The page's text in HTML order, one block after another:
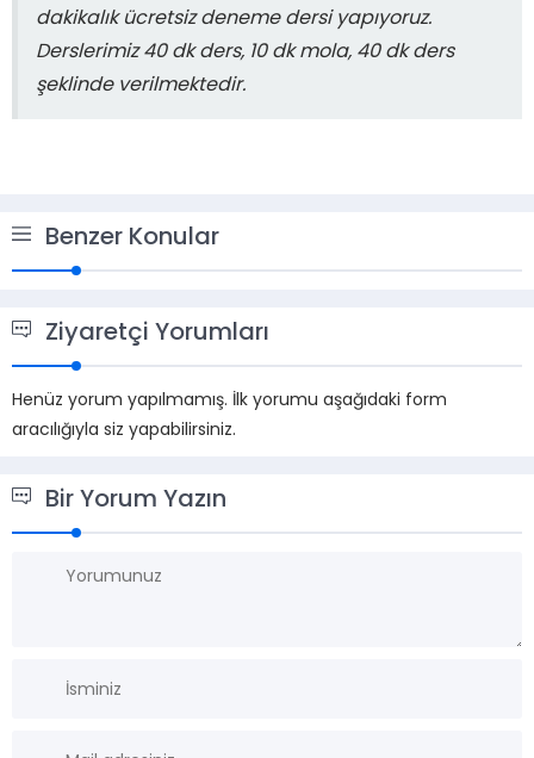
dakikalık ücretsiz deneme dersi yapıyoruz.
Derslerimiz 40 dk ders, 10 dk mola, 40 dk ders
şeklinde verilmektedir.
Benzer Konular
Ziyaretçi Yorumları
Henüz yorum yapılmamış. İlk yorumu aşağıdaki form
aracılığıyla siz yapabilirsiniz.
Bir Yorum Yazın